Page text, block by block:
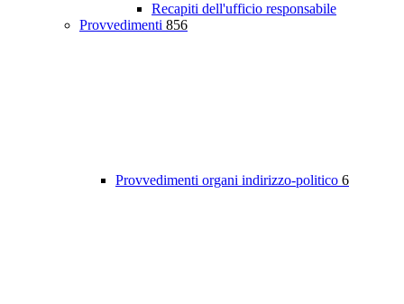
Recapiti dell'ufficio responsabile
Provvedimenti 856
Provvedimenti organi indirizzo-politico 6